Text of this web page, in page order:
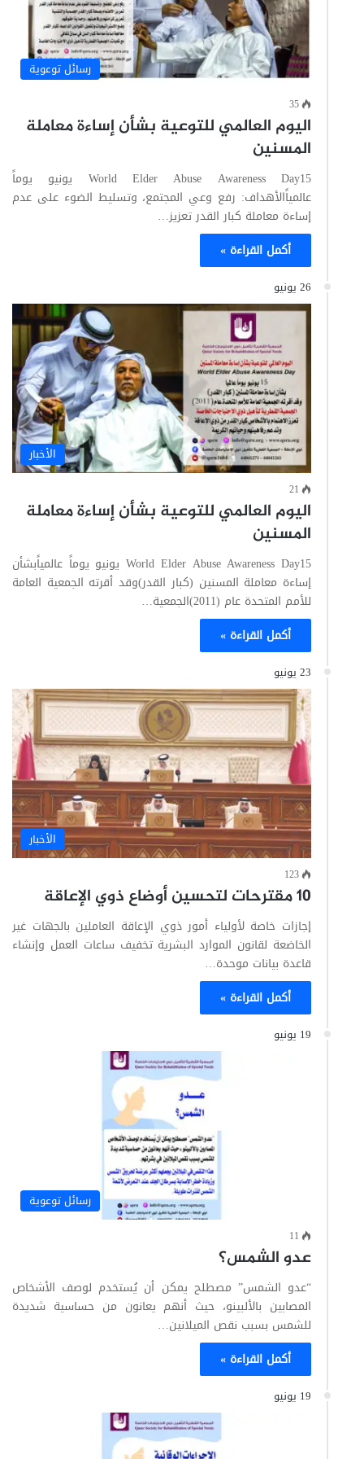
رسائل توعوية
35
اليوم العالمي للتوعية بشأن إساءة معاملة
المسنين
World Elder Abuse Awareness Day15 يونيو يوماً
عالمياًالأهداف: رفع وعي المجتمع، وتسليط الضوء على عدم
إساءة معاملة كبار القدر تعزيز…
أكمل القراءة »
26 يونيو
الأخبار
21
اليوم العالمي للتوعية بشأن إساءة معاملة
المسنين
World Elder Abuse Awareness Day15 يونيو يوماً عالمياًبشأن
إساءة معاملة المسنين (كبار القدر)وقد أقرته الجمعية العامة
للأمم المتحدة عام (2011)الجمعية…
أكمل القراءة »
23 يونيو
الأخبار
123
10 مقترحات لتحسين أوضاع ذوي الإعاقة
إجازات خاصة لأولياء أمور ذوي الإعاقة العاملين بالجهات غير
الخاضعة لقانون الموارد البشرية تخفيف ساعات العمل وإنشاء
قاعدة بيانات موحدة…
أكمل القراءة »
19 يونيو
رسائل توعوية
11
عدو الشمس؟
“عدو الشمس” مصطلح يمكن أن يُستخدم لوصف الأشخاص
المصابين بالألبينو، حيث أنهم يعانون من حساسية شديدة
للشمس بسبب نقص الميلانين…
أكمل القراءة »
19 يونيو